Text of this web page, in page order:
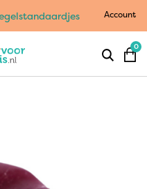
Account
0